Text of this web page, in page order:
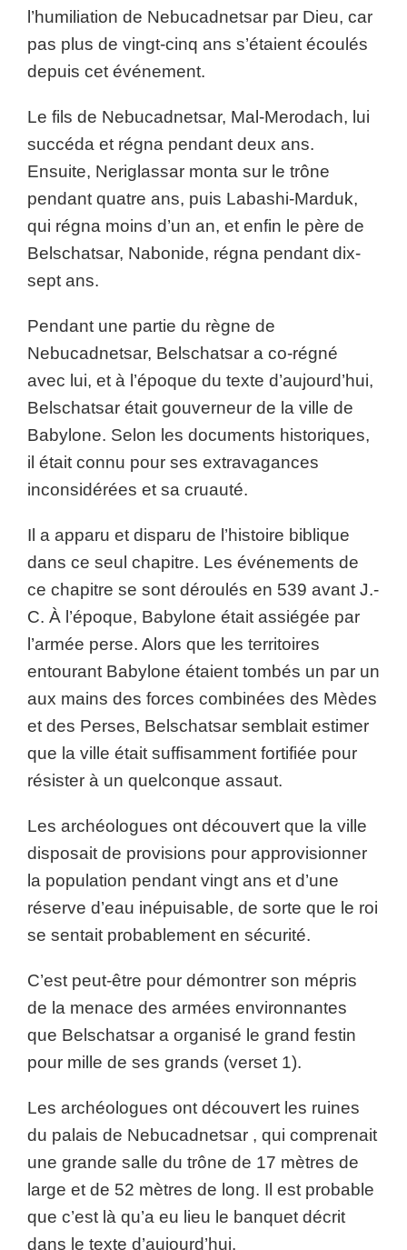
l’humiliation de Nebucadnetsar par Dieu, car
pas plus de vingt-cinq ans s’étaient écoulés
depuis cet événement.
Le fils de Nebucadnetsar, Mal-Merodach, lui
succéda et régna pendant deux ans.
Ensuite, Neriglassar monta sur le trône
pendant quatre ans, puis Labashi-Marduk,
qui régna moins d’un an, et enfin le père de
Belschatsar, Nabonide, régna pendant dix-
sept ans.
Pendant une partie du règne de
Nebucadnetsar, Belschatsar a co-régné
avec lui, et à l’époque du texte d’aujourd’hui,
Belschatsar était gouverneur de la ville de
Babylone. Selon les documents historiques,
il était connu pour ses extravagances
inconsidérées et sa cruauté.
Il a apparu et disparu de l’histoire biblique
dans ce seul chapitre. Les événements de
ce chapitre se sont déroulés en 539 avant J.-
C. À l’époque, Babylone était assiégée par
l’armée perse. Alors que les territoires
entourant Babylone étaient tombés un par un
aux mains des forces combinées des Mèdes
et des Perses, Belschatsar semblait estimer
que la ville était suffisamment fortifiée pour
résister à un quelconque assaut.
Les archéologues ont découvert que la ville
disposait de provisions pour approvisionner
la population pendant vingt ans et d’une
réserve d’eau inépuisable, de sorte que le roi
se sentait probablement en sécurité.
C’est peut-être pour démontrer son mépris
de la menace des armées environnantes
que Belschatsar a organisé le grand festin
pour mille de ses grands (verset 1).
Les archéologues ont découvert les ruines
du palais de Nebucadnetsar , qui comprenait
une grande salle du trône de 17 mètres de
large et de 52 mètres de long. Il est probable
que c’est là qu’a eu lieu le banquet décrit
dans le texte d’aujourd’hui.